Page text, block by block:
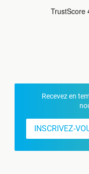
Recevez en
INSCRIVEZ-